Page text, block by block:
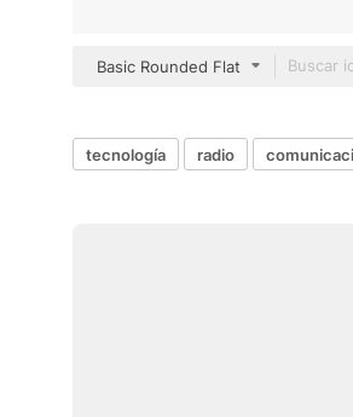
Basic Rounded Flat
tecnología radio